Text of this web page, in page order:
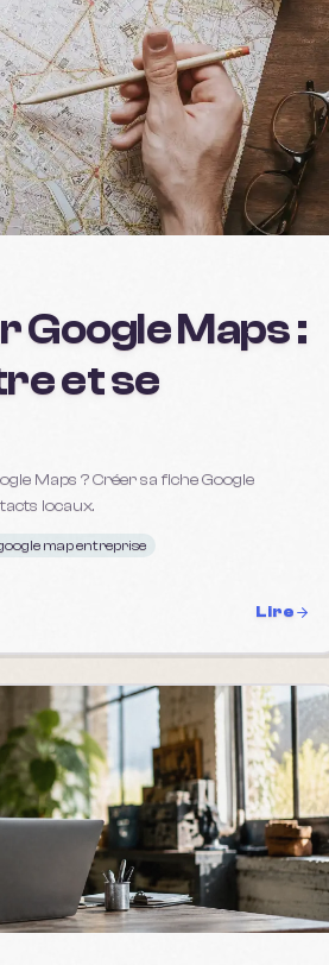
Maps :
et se
Maps ? Créer sa fiche Google
locaux.
map entreprise
Lire